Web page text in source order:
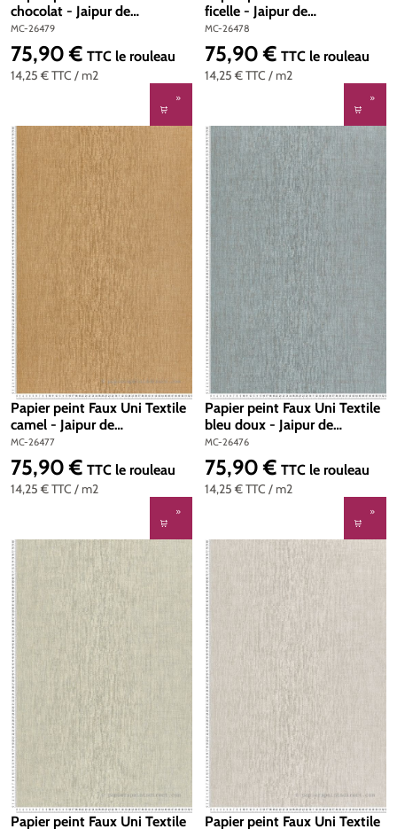
chocolat - Jaipur de
Montecolino | Réf. MC-26479
MC-26479
14,25 €TTC / m2
Prix régulier :
75,90 € TTC le rouleau
ficelle - Jaipur de
Montecolino | Réf. MC-26478
MC-26478
14,25 €TTC / m2
Prix régulier :
75,90 € TTC le rouleau
Papier peint Faux Uni Textile
camel - Jaipur de
Montecolino | Réf. MC-26477
MC-26477
14,25 €TTC / m2
Prix régulier :
75,90 € TTC le rouleau
Papier peint Faux Uni Textile
bleu doux - Jaipur de
Montecolino | Réf. MC-26476
MC-26476
14,25 €TTC / m2
Prix régulier :
75,90 € TTC le rouleau
Papier peint Faux Uni Textile
Papier peint Faux Uni Textile